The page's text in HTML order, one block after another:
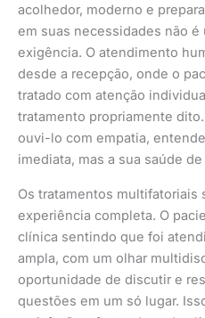
acolhedor, moderno e
em suas necessidades não é
exigência. O atendimento
desde a recepção, onde o
tratado com atenção
tratamento propriamente
ouvi-lo com empatia,
imediata, mas a sua saúde
Os tratamentos multifatoriais
experiência completa. O
clínica sentindo que foi
ampla, com um olhar
oportunidade de discutir e
questões em um só lugar.